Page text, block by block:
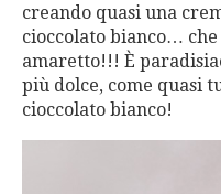
creando quasi una
cioccolato bianco…
amaretto!!! È
più dolce, come quasi
cioccolato bianco!